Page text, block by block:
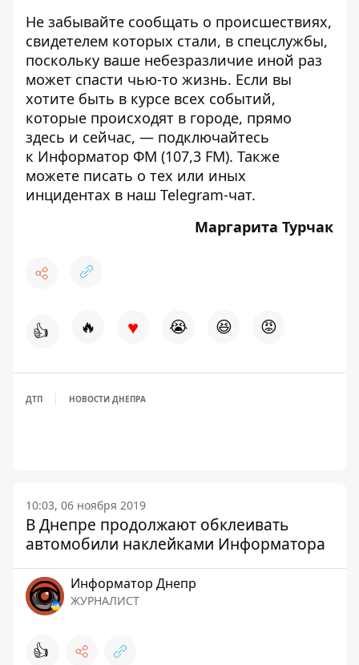
Не забывайте сообщать о происшествиях,
свидетелем которых стали, в спецслужбы,
поскольку ваше небезразличие иной раз
может спасти чью-то жизнь. Если вы
хотите быть в курсе всех событий,
которые происходят в городе, прямо
здесь и сейчас, — подключайтесь
к Информатор ФМ (107,3 FM). Также
можете писать о тех или иных
инцидентах в наш Telegram-чат.
Маргарита Турчак
👍 🔥 ♥ 😭 😆 😡
ДТП НОВОСТИ ДНЕПРА
10:03, 06 ноября 2019
В Днепре продолжают обклеивать
автомобили наклейками Информатора
Информатор Днепр
ЖУРНАЛИСТ
👍